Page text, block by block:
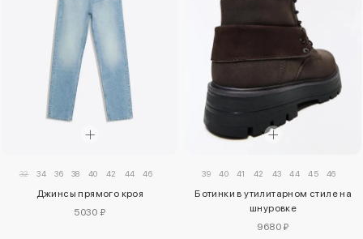
32 34 36 38 40 42 44 46
Джинсы прямого кроя
5030 ₽
39 40 41 42 43 44 45 46
Ботинки в утилитарном стиле на
шнуровке
9680 ₽